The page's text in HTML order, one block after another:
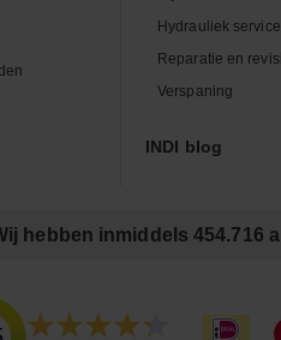
Hydrauliek
Reparatie en
Verspaning
INDI blog
hebben inmiddels 454.716